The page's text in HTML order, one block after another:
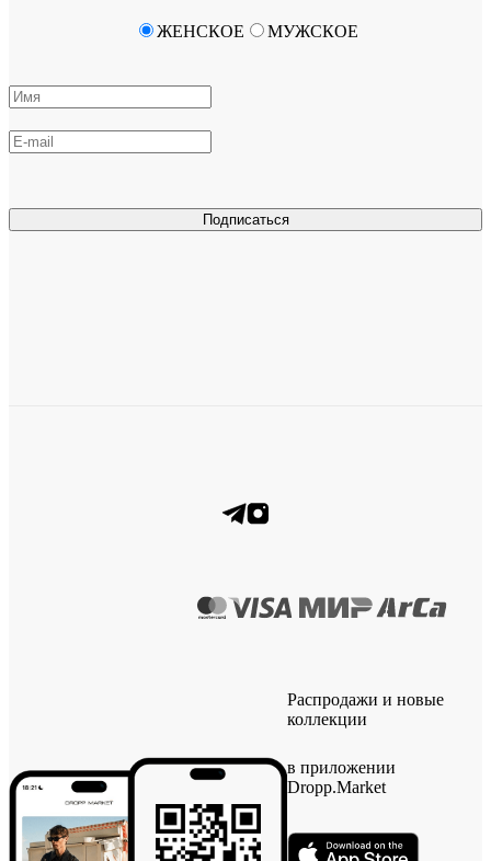
Подписаться
ЖЕНСКОЕ МУЖСКОЕ
Распродажи и новые
коллекции
в приложении
Dropp.Market